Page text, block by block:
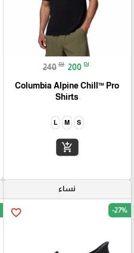
240 ₪ 200 ₪
Columbia Alpine Chill™ Pro
Shirts
S
M
L
add_shopping_cart
نساء
favorite_border -27%